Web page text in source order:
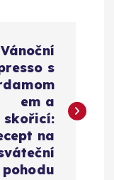
Vánoční
s
em a
skořicí:
na
pohodu